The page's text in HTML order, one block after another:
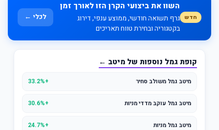
חדש
השוו את ביצועי הקרן הזו לאורך זמן
גרף תשואה חודשי, ממוצע ענפי, דירוג
בקטגוריה ובחירת טווח תאריכים
לכלי ←
קופת גמל נוספות של מיטב ←
מיטב גמל משולב סחיר +33.2%
מיטב גמל עוקב מדדי מניות +30.6%
מיטב גמל מניות +24.7%